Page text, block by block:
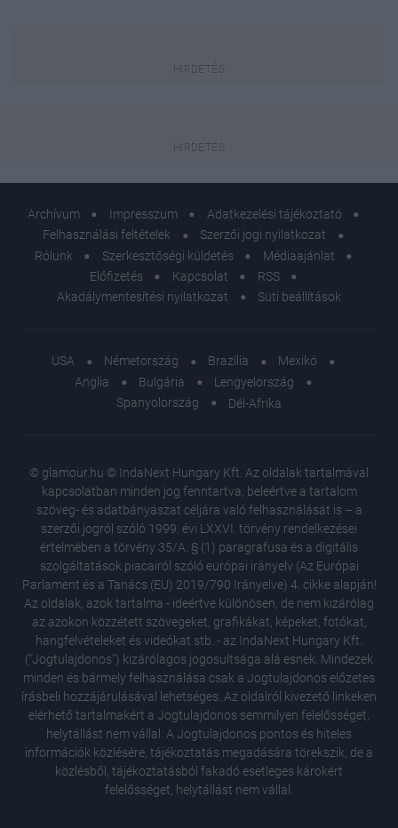
Archívum Impresszum
Adatkezelési tájékoztató
Felhasználási feltételek
Szerzői jogi nyilatkozat
Rólunk
Szerkesztőségi küldetés
Médiaajánlat
Előfizetés
Kapcsolat
RSS
Akadálymentesítési nyilatkozat
Süti beállítások
USA Németország Brazília
Mexikó
Anglia
Bulgária
Lengyelország
Spanyolország
Dél-Afrika
© glamour.hu © IndaNext Hungary Kft. Az oldalak tartalmával
kapcsolatban minden jog fenntartva, beleértve a tartalom
szöveg- és adatbányászat céljára való felhasználását is – a
szerzői jogról szóló 1999. évi LXXVI. törvény rendelkezései
értelmében a törvény 35/A. § (1) paragrafusa és a digitális
szolgáltatások piacairól szóló európai irányelv (Az Európai
Parlament és a Tanács (EU) 2019/790 Irányelve) 4. cikke alapján!
Az oldalak, azok tartalma - ideértve különösen, de nem kizárólag
az azokon közzétett szövegeket, grafikákat, képeket, fotókat,
hangfelvételeket és videókat stb. - az IndaNext Hungary Kft.
("Jogtulajdonos") kizárólagos jogosultsága alá esnek. Mindezek
minden és bármely felhasználása csak a Jogtulajdonos előzetes
írásbeli hozzájárulásával lehetséges. Az oldalról kivezető linkeken
elérhető tartalmakért a Jogtulajdonos semmilyen felelősséget,
helytállást nem vállal. A Jogtulajdonos pontos és hiteles
információk közlésére, tájékoztatás megadására törekszik, de a
közlésből, tájékoztatásból fakadó esetleges károkért
felelősséget, helytállást nem vállal.